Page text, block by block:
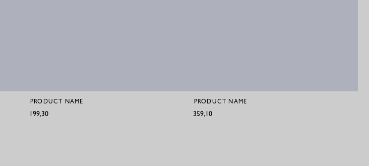
PRODUCT NAME
€199,30
PRODUCT NAME
€359,10